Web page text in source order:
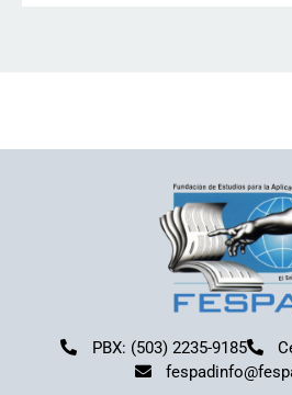
PBX: (503) 2235-9185